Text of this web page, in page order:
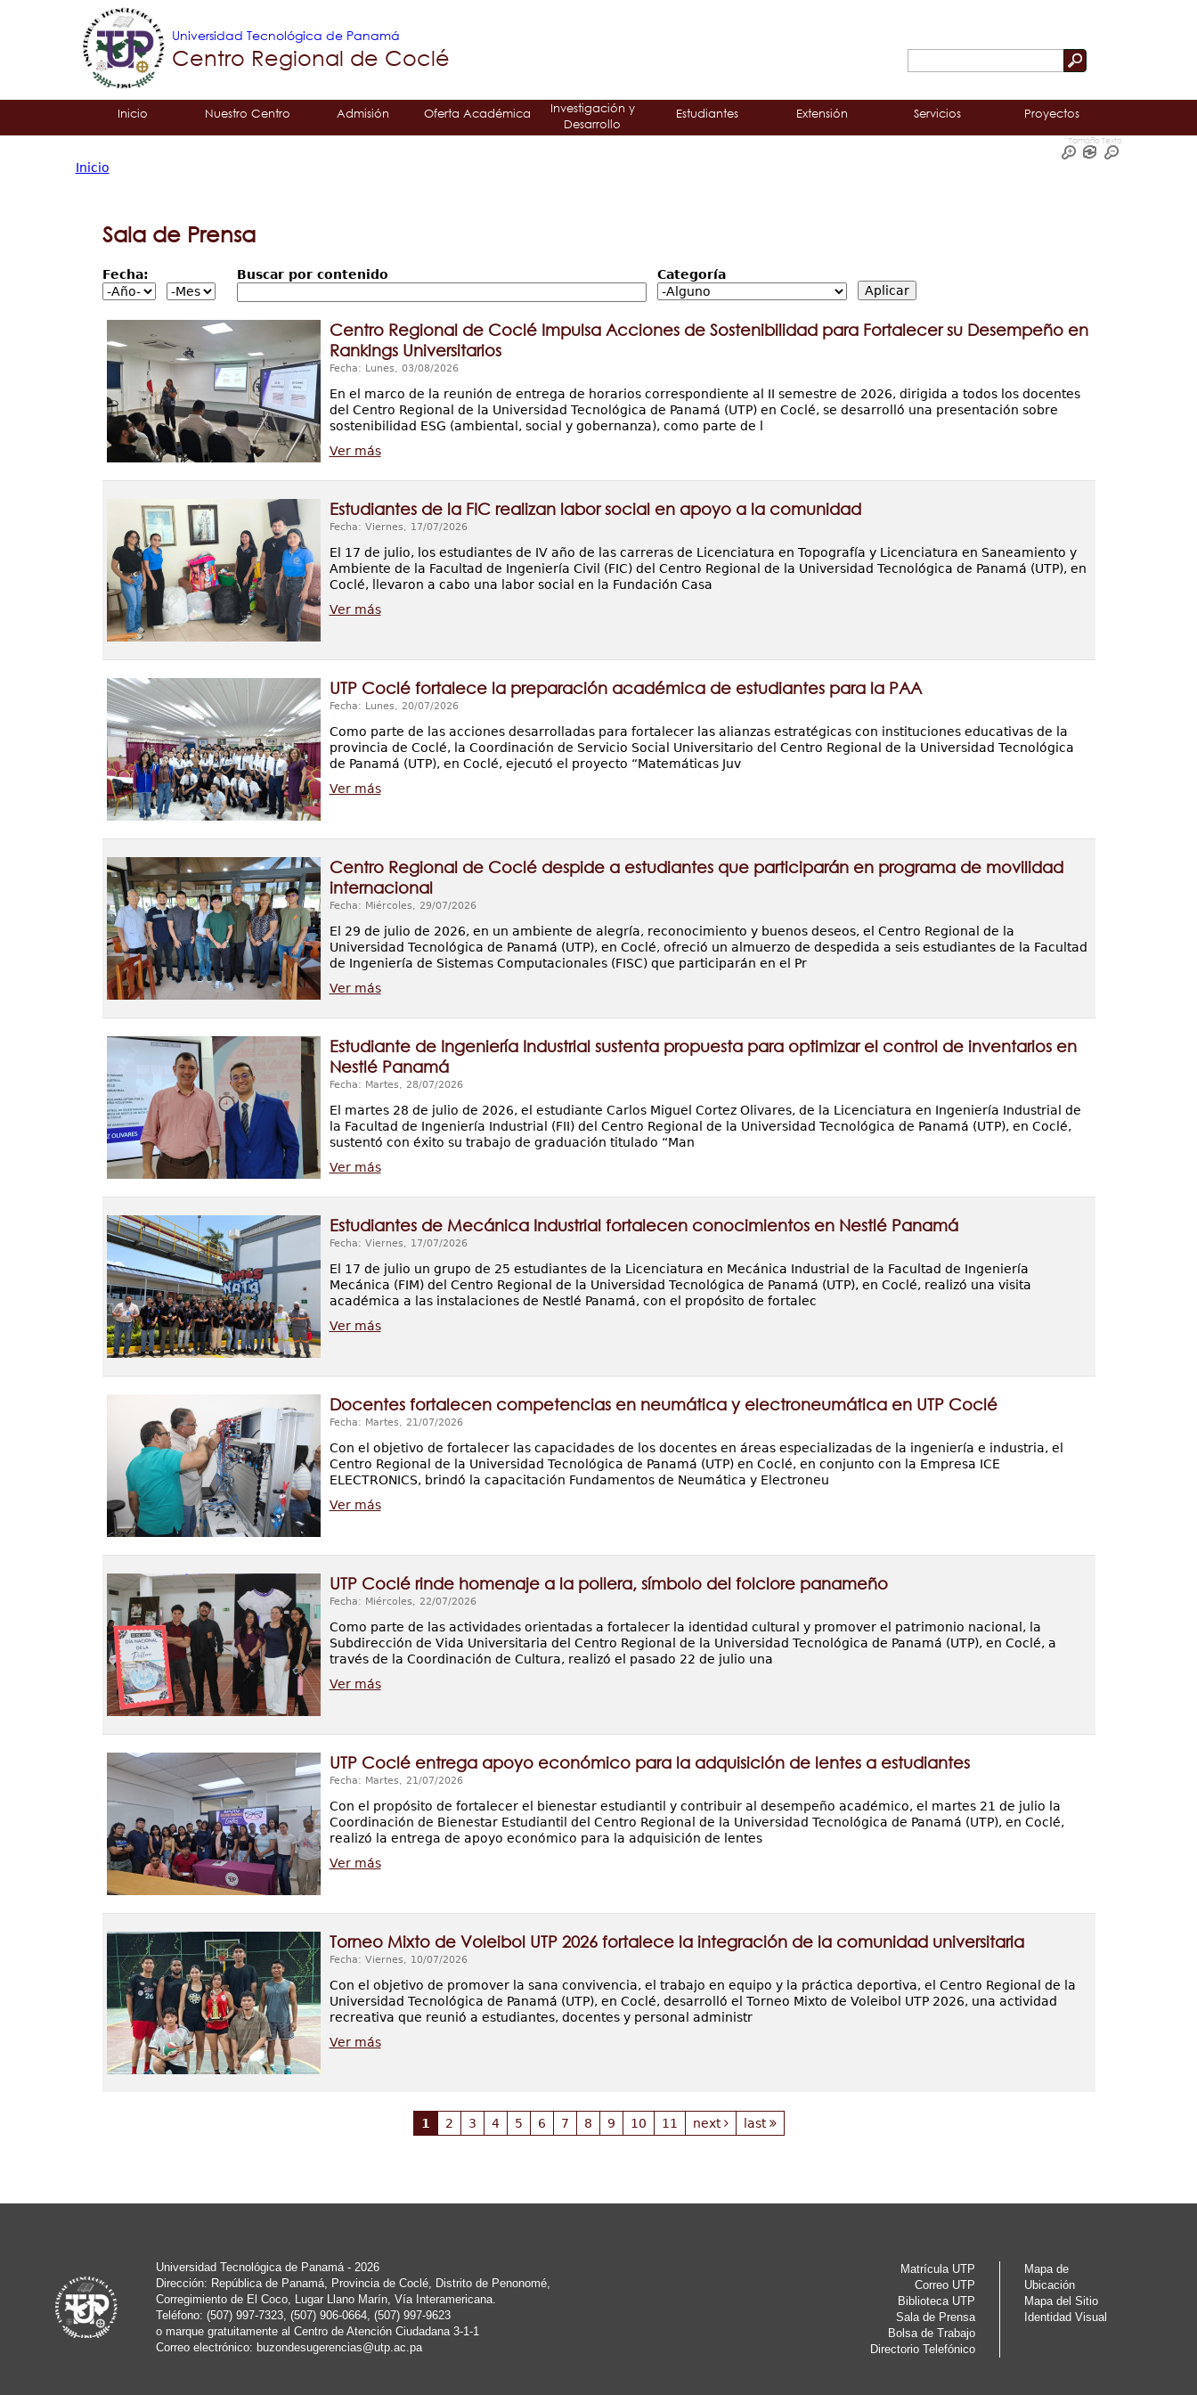
de
Universidad Tecnológica de Panamá
Centro Regional de Coclé
Tropical
Principal
Inicio Nuestro Centro Admisión Oferta Académica
Investigación y
Desarrollo
Estudiantes Extensión Servicios Proyectos
Tamaño Texto
está
Inicio
Sala de Prensa
Fecha: Buscar por contenido Categoría
Centro Regional de Coclé Impulsa Acciones de Sostenibilidad para Fortalecer su Desempeño en
Rankings Universitarios
Fecha: Lunes, 03/08/2026
En el marco de la reunión de entrega de horarios correspondiente al II semestre de 2026, dirigida a todos los docentes
del Centro Regional de la Universidad Tecnológica de Panamá (UTP) en Coclé, se desarrolló una presentación sobre
sostenibilidad ESG (ambiental, social y gobernanza), como parte de l
Ver más
Estudiantes de la FIC realizan labor social en apoyo a la comunidad
Fecha: Viernes, 17/07/2026
El 17 de julio, los estudiantes de IV año de las carreras de Licenciatura en Topografía y Licenciatura en Saneamiento y
Ambiente de la Facultad de Ingeniería Civil (FIC) del Centro Regional de la Universidad Tecnológica de Panamá (UTP), en
Coclé, llevaron a cabo una labor social en la Fundación Casa
Ver más
UTP Coclé fortalece la preparación académica de estudiantes para la PAA
Fecha: Lunes, 20/07/2026
Como parte de las acciones desarrolladas para fortalecer las alianzas estratégicas con instituciones educativas de la
provincia de Coclé, la Coordinación de Servicio Social Universitario del Centro Regional de la Universidad Tecnológica
de Panamá (UTP), en Coclé, ejecutó el proyecto “Matemáticas Juv
Ver más
Centro Regional de Coclé despide a estudiantes que participarán en programa de movilidad
internacional
Fecha: Miércoles, 29/07/2026
El 29 de julio de 2026, en un ambiente de alegría, reconocimiento y buenos deseos, el Centro Regional de la
Universidad Tecnológica de Panamá (UTP), en Coclé, ofreció un almuerzo de despedida a seis estudiantes de la Facultad
de Ingeniería de Sistemas Computacionales (FISC) que participarán en el Pr
Ver más
Estudiante de Ingeniería Industrial sustenta propuesta para optimizar el control de inventarios en
Nestlé Panamá
Fecha: Martes, 28/07/2026
El martes 28 de julio de 2026, el estudiante Carlos Miguel Cortez Olivares, de la Licenciatura en Ingeniería Industrial de
la Facultad de Ingeniería Industrial (FII) del Centro Regional de la Universidad Tecnológica de Panamá (UTP), en Coclé,
sustentó con éxito su trabajo de graduación titulado “Man
Ver más
Estudiantes de Mecánica Industrial fortalecen conocimientos en Nestlé Panamá
Fecha: Viernes, 17/07/2026
El 17 de julio un grupo de 25 estudiantes de la Licenciatura en Mecánica Industrial de la Facultad de Ingeniería
Mecánica (FIM) del Centro Regional de la Universidad Tecnológica de Panamá (UTP), en Coclé, realizó una visita
académica a las instalaciones de Nestlé Panamá, con el propósito de fortalec
Ver más
Docentes fortalecen competencias en neumática y electroneumática en UTP Coclé
Fecha: Martes, 21/07/2026
Con el objetivo de fortalecer las capacidades de los docentes en áreas especializadas de la ingeniería e industria, el
Centro Regional de la Universidad Tecnológica de Panamá (UTP) en Coclé, en conjunto con la Empresa ICE
ELECTRONICS, brindó la capacitación Fundamentos de Neumática y Electroneu
Ver más
UTP Coclé rinde homenaje a la pollera, símbolo del folclore panameño
Fecha: Miércoles, 22/07/2026
Como parte de las actividades orientadas a fortalecer la identidad cultural y promover el patrimonio nacional, la
Subdirección de Vida Universitaria del Centro Regional de la Universidad Tecnológica de Panamá (UTP), en Coclé, a
través de la Coordinación de Cultura, realizó el pasado 22 de julio una
Ver más
UTP Coclé entrega apoyo económico para la adquisición de lentes a estudiantes
Fecha: Martes, 21/07/2026
Con el propósito de fortalecer el bienestar estudiantil y contribuir al desempeño académico, el martes 21 de julio la
Coordinación de Bienestar Estudiantil del Centro Regional de la Universidad Tecnológica de Panamá (UTP), en Coclé,
realizó la entrega de apoyo económico para la adquisición de lentes
Ver más
Torneo Mixto de Voleibol UTP 2026 fortalece la integración de la comunidad universitaria
Fecha: Viernes, 10/07/2026
Con el objetivo de promover la sana convivencia, el trabajo en equipo y la práctica deportiva, el Centro Regional de la
Universidad Tecnológica de Panamá (UTP), en Coclé, desarrolló el Torneo Mixto de Voleibol UTP 2026, una actividad
recreativa que reunió a estudiantes, docentes y personal administr
Ver más
1 2 3 4 5 6 7 8 9 10 11 next last
Matrícula UTP
Correo UTP
Biblioteca UTP
Sala de Prensa
Bolsa de Trabajo
Directorio Telefónico
Mapa de
Ubicación
Mapa del Sitio
Identidad Visual
Universidad Tecnológica de Panamá - 2026
Dirección: República de Panamá, Provincia de Coclé, Distrito de Penonomé,
Corregimiento de El Coco, Lugar Llano Marín, Vía Interamericana.
Teléfono: (507) 997-7323, (507) 906-0664, (507) 997-9623
o marque gratuitamente al Centro de Atención Ciudadana 3-1-1
Correo electrónico: buzondesugerencias@utp.ac.pa